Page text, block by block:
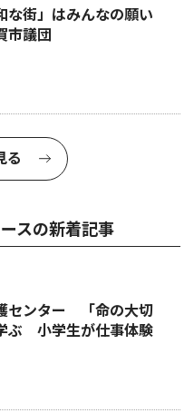
街」はみんなの願い
市議団
る
スの新着記事
センター 「命の大切
ぶ 小学生が仕事体験